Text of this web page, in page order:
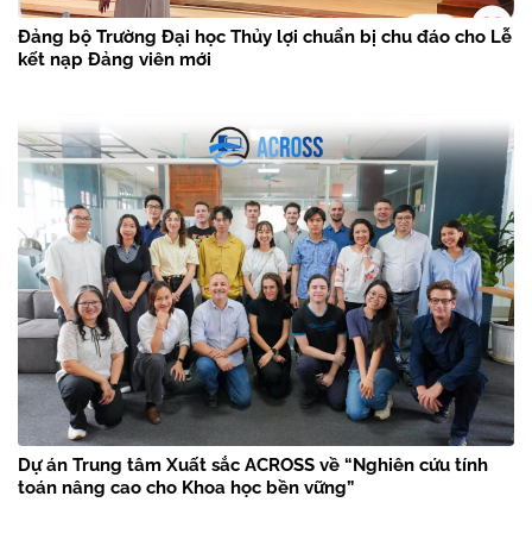
Đảng bộ Trường Đại học Thủy lợi chuẩn bị chu đáo cho Lễ
kết nạp Đảng viên mới
Dự án Trung tâm Xuất sắc ACROSS về “Nghiên cứu tính
toán nâng cao cho Khoa học bền vững”